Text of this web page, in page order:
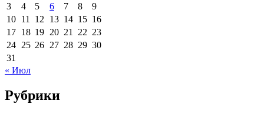
3
4 5 6 7 8
9
10 11 12 13 14 15 16
17 18 19 20 21 22 23
24 25 26 27 28 29 30
31
« Июл
Рубрики